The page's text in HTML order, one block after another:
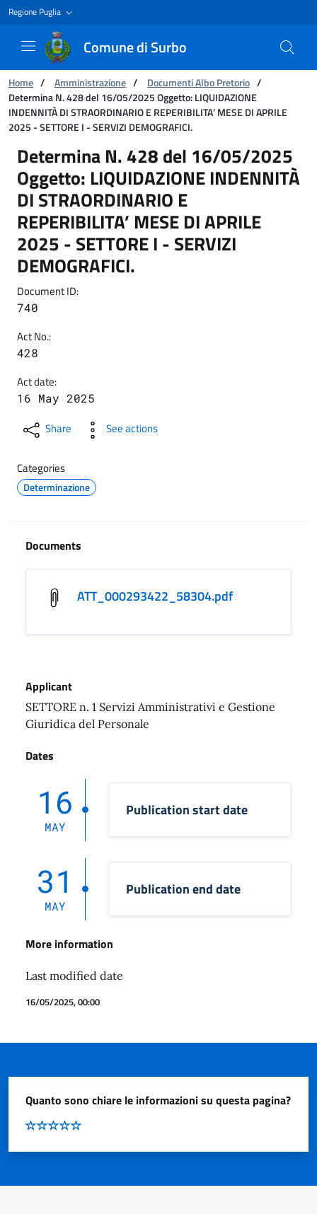
Regione Puglia
Comune di Surbo
You are:
Home / Amministrazione / Documenti Albo Pretorio /
Determina N. 428 del 16/05/2025 Oggetto: LIQUIDAZIONE
INDENNITÀ DI STRAORDINARIO E REPERIBILITA’ MESE DI APRILE
2025 - SETTORE I - SERVIZI DEMOGRAFICI.
Determina N. 428 del 16/05/2025 Oggetto:
Determina N. 428 del 16/05/2025
Oggetto: LIQUIDAZIONE INDENNITÀ
DI STRAORDINARIO E
REPERIBILITA’ MESE DI APRILE
2025 - SETTORE I - SERVIZI
DEMOGRAFICI.
Document ID:
740
Act No.:
428
Act date:
16 May 2025
Share See actions
Categories
Determinazione
Documents
ATT_000293422_58304.pdf
Applicant
SETTORE n. 1 Servizi Amministrativi e Gestione
Giuridica del Personale
Dates
16
MAY
Publication start date
31
MAY
Publication end date
More information
Last modified date
16/05/2025, 00:00
Quanto sono chiare le informazioni su questa pagina?